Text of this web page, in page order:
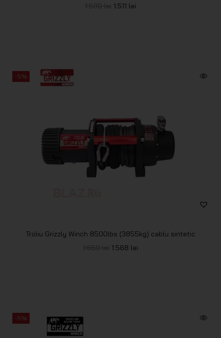
1.511 lei
-5%
Troliu Grizzly Winch 8500lbs (3855kg) cablu sintetic
1.568 lei
-5%